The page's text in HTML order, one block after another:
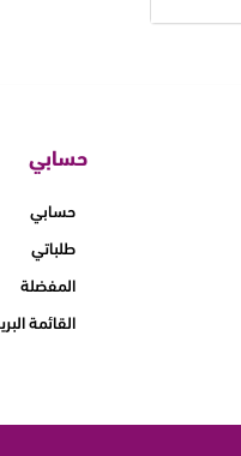
حسابي
حسابي
طلباتي
المفضلة
القائمة